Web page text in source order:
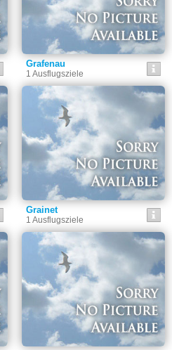
Grafenau
1 Ausflugsziele
Grainet
1 Ausflugsziele